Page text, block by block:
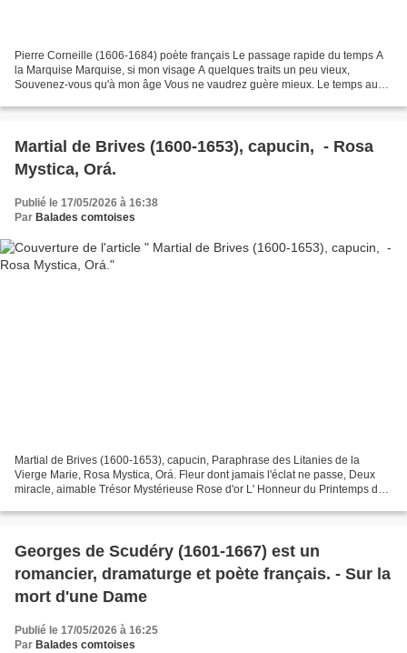
Pierre Corneille (1606-1684) poète français Le passage rapide du temps A
la Marquise Marquise, si mon visage A quelques traits un peu vieux,
Souvenez-vous qu'à mon âge Vous ne vaudrez guère mieux. Le temps aux
Martial de Brives (1600-1653), capucin, - Rosa
Mystica, Orá.
Publié le 17/05/2026 à 16:38
Par Balades comtoises
Martial de Brives (1600-1653), capucin, Paraphrase des Litanies de la
Vierge Marie, Rosa Mystica, Orá. Fleur dont jamais l'éclat ne passe, Deux
miracle, aimable Trésor Mystérieuse Rose d'or L' Honneur du Printemps de
Georges de Scudéry (1601-1667) est un
romancier, dramaturge et poète français. - Sur la
mort d'une Dame
Publié le 17/05/2026 à 16:25
Par Balades comtoises